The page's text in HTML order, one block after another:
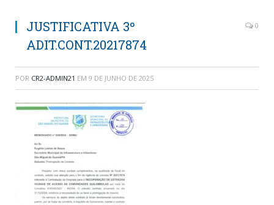
JUSTIFICATIVA 3º
ADIT.CONT.20217874
0
POR CR2-ADMIN21 EM 9 DE JUNHO DE 2025